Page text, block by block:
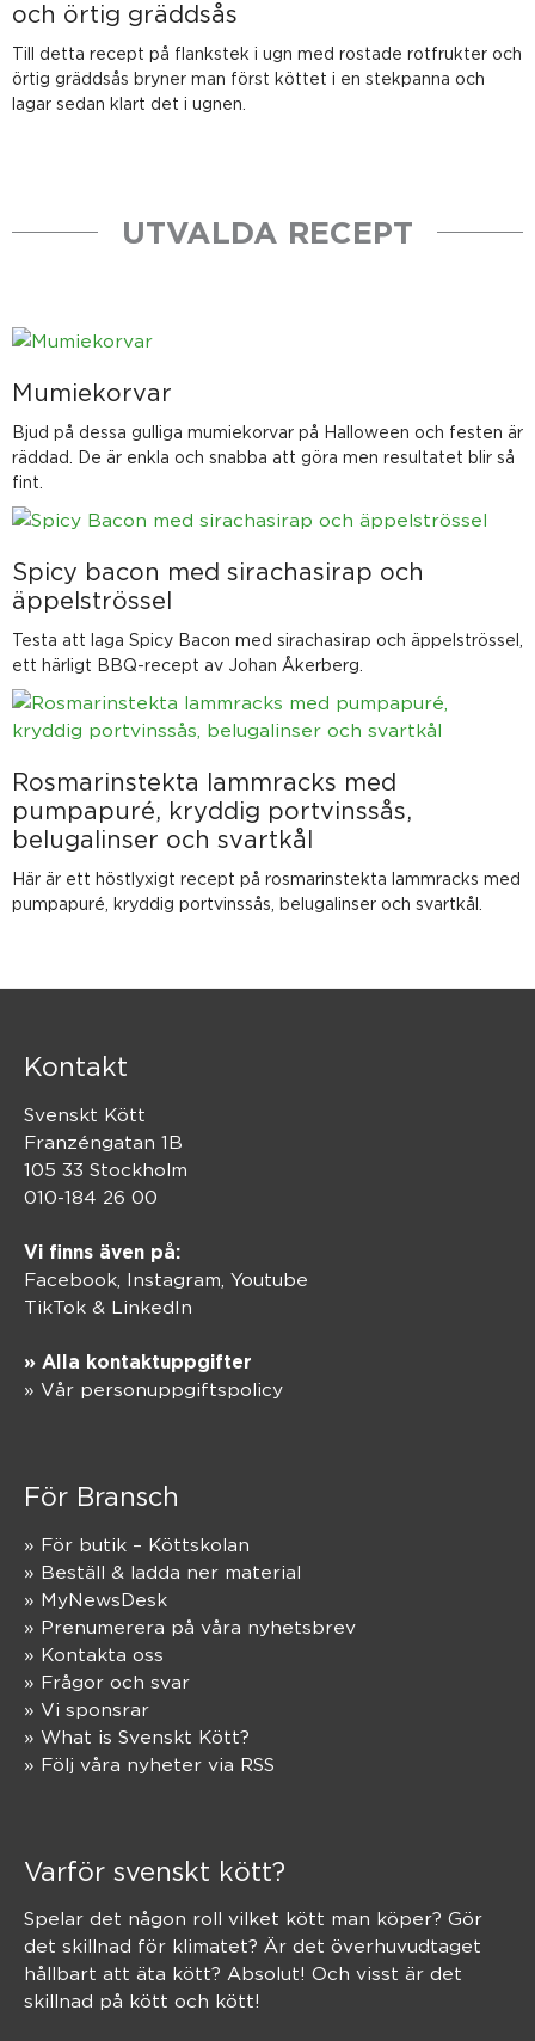
och örtig gräddsås
Till detta recept på flankstek i ugn med rostade rotfrukter och
örtig gräddsås bryner man först köttet i en stekpanna och
lagar sedan klart det i ugnen.
UTVALDA RECEPT
Mumiekorvar
Bjud på dessa gulliga mumiekorvar på Halloween och festen är
räddad. De är enkla och snabba att göra men resultatet blir så
fint.
Spicy bacon med sirachasirap och
äppelströssel
Testa att laga Spicy Bacon med sirachasirap och äppelströssel,
ett härligt BBQ-recept av Johan Åkerberg.
Rosmarinstekta lammracks med
pumpapuré, kryddig portvinssås,
belugalinser och svartkål
Här är ett höstlyxigt recept på rosmarinstekta lammracks med
pumpapuré, kryddig portvinssås, belugalinser och svartkål.
Kontakt
Svenskt Kött
Franzéngatan 1B
105 33 Stockholm
010-184 26 00
Vi finns även på:
Facebook, Instagram Youtube
TikTok & LinkedIn
» Alla kontaktuppgifter
» Vår personuppgiftspolicy
För Bransch
» För butik – Köttskolan
» Beställ & ladda ner material
» MyNewsDesk
» Prenumerera på våra nyhetsbrev
» Kontakta oss
» Frågor och svar
» Vi sponsrar
» What is Svenskt Kött?
» Följ våra nyheter via RSS
Varför svenskt kött?
Spelar det någon roll vilket kött man köper? Gör
det skillnad för klimatet? Är det överhuvudtaget
hållbart att äta kött? Absolut! Och visst är det
skillnad på kött och kött!